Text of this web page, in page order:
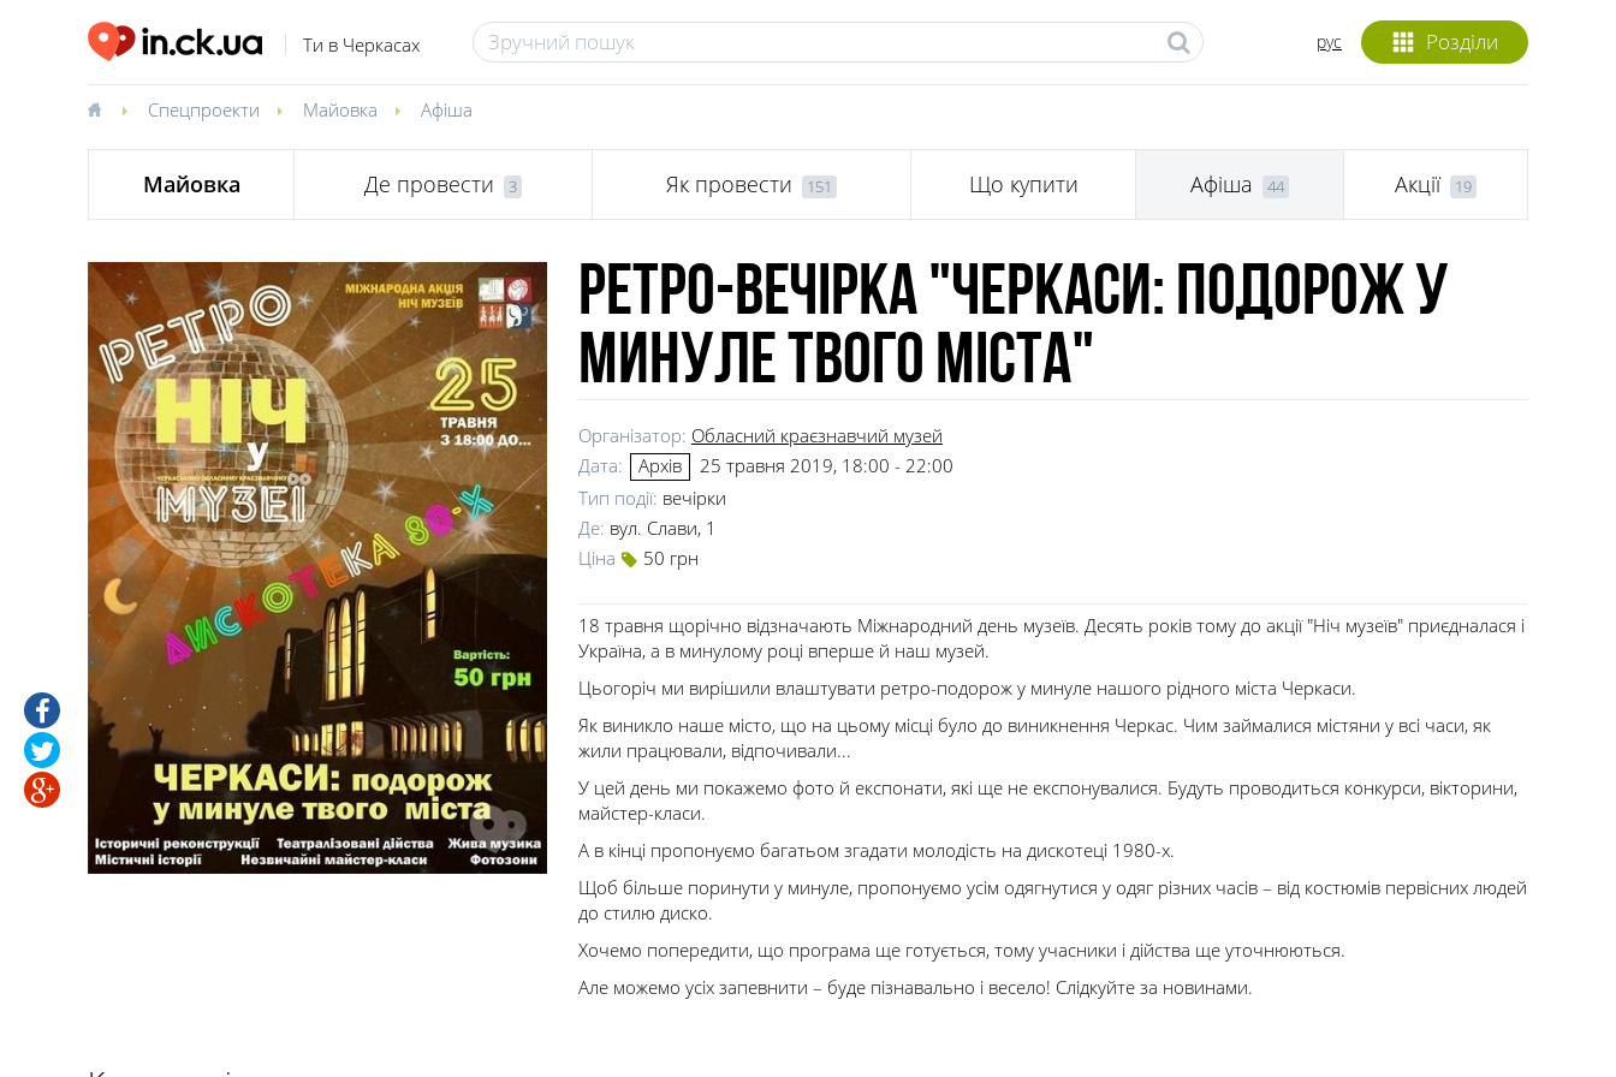
Ти в Черкасах Розділи
рус
Спецпроекти Майовка Афіша
Майовка Де провести 3 Як провести 151 Що купити Афіша 44 Акції 19
Ретро-вечірка "Черкаси: подорож у
минуле твого міста"
Організатор: Обласний краєзнавчий музей
Дата:
Архів
25 травня 2019, 18:00 - 22:00
Тип події: вечірки
Де: вул. Слави, 1
Ціна
50 грн
18 травня щорічно відзначають Міжнародний день музеїв. Десять років тому до акції "Ніч музеїв" приєдналася і
Україна, а в минулому році вперше й наш музей.
Цьогоріч ми вирішили влаштувати ретро-подорож у минуле нашого рідного міста Черкаси.
Як виникло наше місто, що на цьому місці було до виникнення Черкас. Чим займалися містяни у всі часи, як
жили працювали, відпочивали...
У цей день ми покажемо фото й експонати, які ще не експонувалися. Будуть проводиться конкурси, вікторини,
майстер-класи.
А в кінці пропонуємо багатьом згадати молодість на дискотеці 1980-х.
Щоб більше поринути у минуле, пропонуємо усім одягнутися у одяг різних часів – від костюмів первісних людей
до стилю диско.
Хочемо попередити, що програма ще готується, тому учасники і дійства ще уточнюються.
Але можемо усіх запевнити – буде пізнавально і весело! Слідкуйте за новинами.